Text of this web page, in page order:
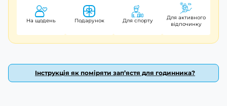
ідеальний вибір для сучасного чоловіка, який цінує
функціональність та стиль! Гарантія 12 місяців.
На щодень Подарунок Для спорту
Для активного
відпочинку
Інструкція як поміряти зап’ястя для годинника?